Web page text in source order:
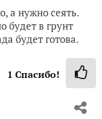
а нужно сеять.
будет в грунт
будет готова.
1 Спасибо!